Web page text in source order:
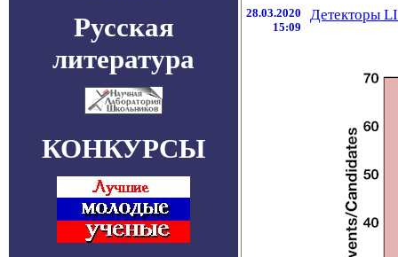
Русская
литература
КОНКУРСЫ
28.03.2020
15:09
Детекторы